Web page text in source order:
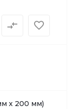
х 200 мм)